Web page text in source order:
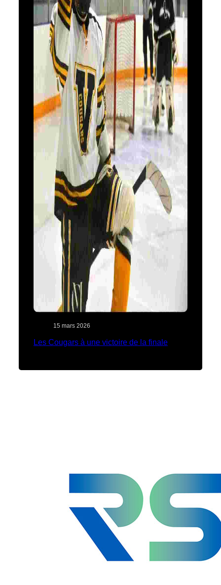
15 mars 2026
Les Cougars à une victoire de la finale